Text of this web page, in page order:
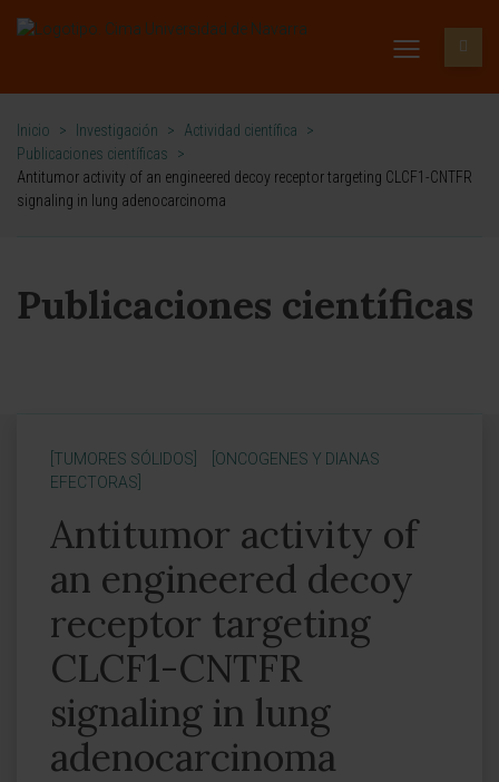
Inicio > Investigación > Actividad científica
>
Publicaciones científicas
>
Antitumor activity of an engineered decoy receptor targeting CLCF1-CNTFR
signaling in lung adenocarcinoma
Publicaciones científicas
[TUMORES SÓLIDOS]
[ONCOGENES Y DIANAS
EFECTORAS]
Antitumor activity of
an engineered decoy
receptor targeting
CLCF1-CNTFR
signaling in lung
adenocarcinoma